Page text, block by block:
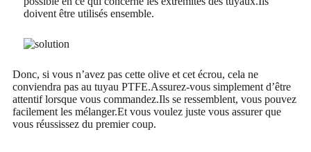
doivent être utilisés ensemble.
Donc, si vous n’avez pas cette olive et cet écrou, cela ne
conviendra pas au tuyau PTFE.Assurez-vous simplement d’être
attentif lorsque vous commandez.Ils se ressemblent, vous pouvez
facilement les mélanger.Et vous voulez juste vous assurer que
vous réussissez du premier coup.